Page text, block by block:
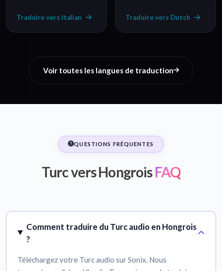
Traduire vers Italian Traduire vers Dutch
Voir toutes les langues de traduction
QUESTIONS FRÉQUENTES
Turc vers HongroisFAQ
Comment traduire du Turc audio en Hongrois
?
Téléchargez votre Turc audio sur Sonix. Nous